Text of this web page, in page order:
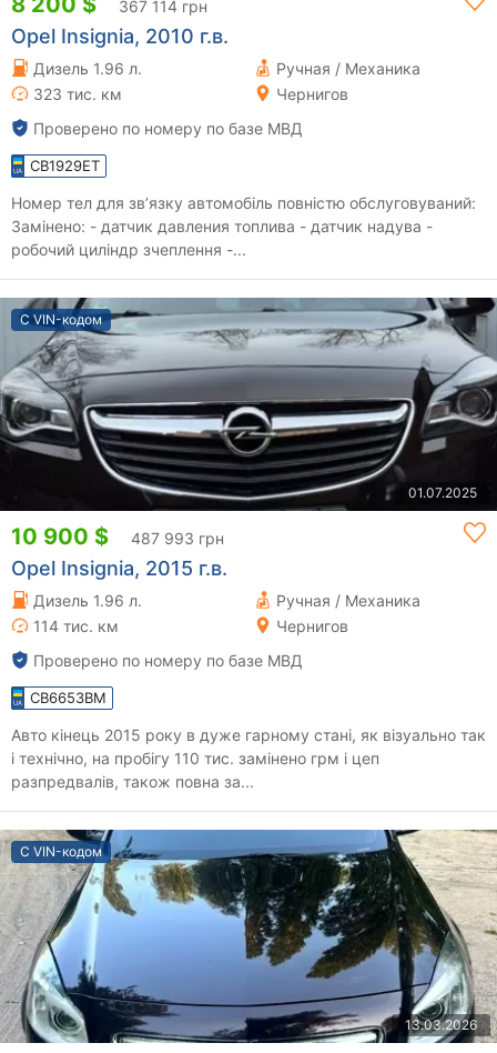
367 114 грн
Opel Insignia, 2010 г.в.
Дизель 1.96 л.
Ручная / Механика
323 тис. км
Чернигов
Проверено по номеру по базе МВД
CB1929ET
Номер тел для зв’язку автомобіль повністю обслуговуваний:
Замінено: - датчик давления топлива - датчик надува -
робочий циліндр зчеплення -...
С VIN-кодом
01.07.2025
10 900 $ 487 993 грн
Opel Insignia, 2015 г.в.
Дизель 1.96 л.
Ручная / Механика
114 тис. км
Чернигов
Проверено по номеру по базе МВД
CB6653BM
Авто кінець 2015 року в дуже гарному стані, як візуально так
і технічно, на пробігу 110 тис. замінено грм і цеп
разпредвалів, також повна за...
С VIN-кодом
13.03.2026